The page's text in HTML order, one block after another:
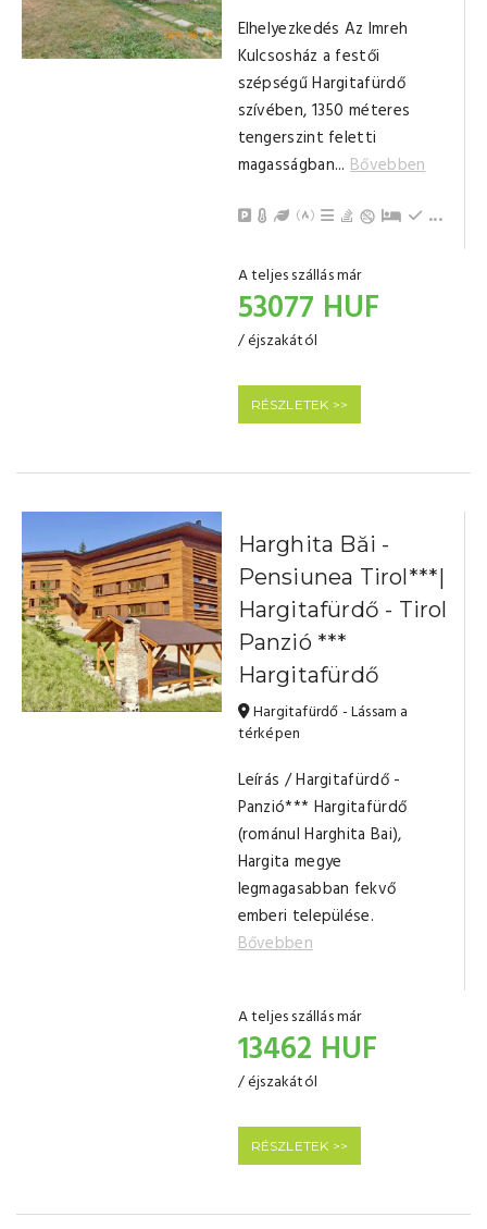
Elhelyezkedés Az Imreh
Kulcsosház a festői
szépségű Hargitafürdő
szívében, 1350 méteres
tengerszint feletti
magasságban...Bővebben
Parkolás
Központi Fűtés (fával)
Kert / Udvar / Zöld udvar
Kinti sütési lehetőség
Grillezési lehetőség
Bográcsozási
Pótágy
...
A teljes szállás már
53077 HUF
/ éjszakától
RÉSZLETEK >>
Harghita Băi -
Pensiunea Tirol***|
Hargitafürdő - Tirol
Panzió ***
Hargitafürdő
Hargitafürdő - Lássam a
térképen
Leírás / Hargitafürdő -
Panzió*** Hargitafürdő
(románul Harghita Bai),
Hargita megye
legmagasabban fekvő
emberi települése.
Bővebben
A teljes szállás már
13462 HUF
/ éjszakától
RÉSZLETEK >>